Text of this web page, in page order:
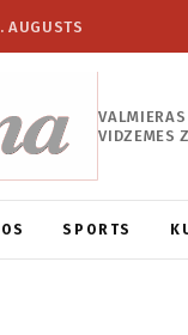
AUGUSTS
VALMIERAS
VIDZEMES
SPORTS